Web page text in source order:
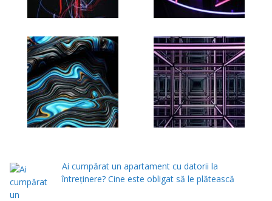
Ai cumpărat un apartament cu datorii la
întreținere? Cine este obligat să le plătească